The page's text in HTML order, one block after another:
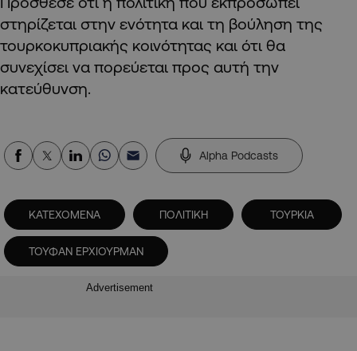
στηρίζεται στην ενότητα και τη βούληση της
τουρκοκυπριακής κοινότητας και ότι θα
συνεχίσει να πορεύεται προς αυτή την
κατεύθυνση.
Alpha Podcasts
ΚΑΤΕΧΟΜΕΝΑ ΠΟΛΙΤΙΚΗ ΤΟΥΡΚΙΑ
ΤΟΥΦΑΝ ΕΡΧΙΟΥΡΜΑΝ
Advertisement